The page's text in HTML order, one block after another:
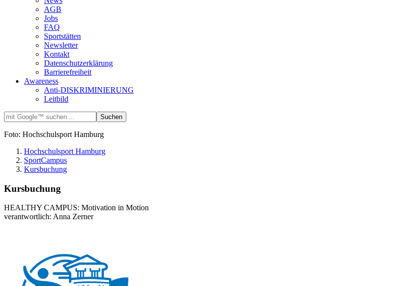
AGB
Jobs
FAQ
Sportstätten
Newsletter
Kontakt
Datenschutzerklärung
Barrierefreiheit
Awareness
Anti-DISKRIMINIERUNG
Leitbild
Foto: Hochschulsport Hamburg
Hochschulsport Hamburg
SportCampus
Kursbuchung
Kursbuchung
HEALTHY CAMPUS: Motivation in Motion
verantwortlich: Anna Zerner